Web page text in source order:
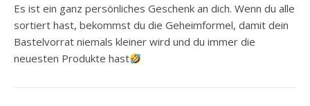
Es ist ein ganz persönliches Geschenk an dich. Wenn du alle
sortiert hast, bekommst du die Geheimformel, damit dein
Bastelvorrat niemals kleiner wird und du immer die
neuesten Produkte hast